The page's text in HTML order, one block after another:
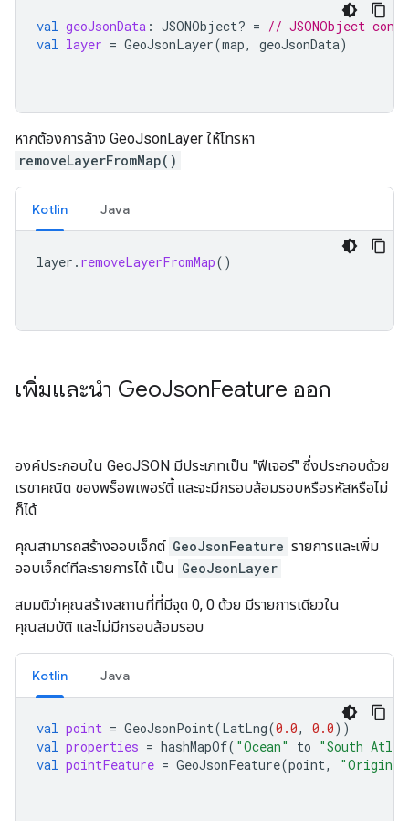
val geoJsonData : JSONObject? = // JSONObject
val layer = GeoJsonLayer(map, geoJsonData)
หากต้องการล้าง GeoJsonLayer ให้โทรหา
removeLayerFromMap()
Kotlin Java
layer . removeLayerFromMap()
เพิ่มและนำ GeoJsonFeature ออก
องค์ประกอบใน GeoJSON มีประเภทเป็น "ฟีเจอร์" ซึ่งประกอบด้วย
เรขาคณิต ของพร็อพเพอร์ตี้ และจะมีกรอบล้อมรอบหรือรหัสหรือไม่
ก็ได้
คุณสามารถสร้างออบเจ็กต์ GeoJsonFeature รายการและเพิ่ม
ออบเจ็กต์ทีละรายการได้ เป็น GeoJsonLayer
สมมติว่าคุณสร้างสถานที่ที่มีจุด 0, 0 ด้วย มีรายการเดียวใน
คุณสมบัติ และไม่มีกรอบล้อมรอบ
Kotlin Java
val point = GeoJsonPoint(LatLng(0.0, 0.0))
val properties = hashMapOf( "Ocean" to "South
val pointFeature = GeoJsonFeature(point, "Origin"